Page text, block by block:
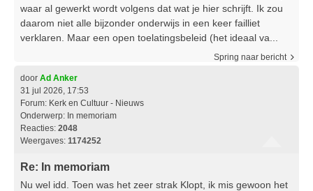
waar al gewerkt wordt volgens dat wat je hier schrijft. Ik zou
daarom niet alle bijzonder onderwijs in een keer failliet
verklaren. Maar een open toelatingsbeleid (het ideaal va...
Spring naar bericht
door Ad Anker
31 jul 2026, 17:53
Forum: Kerk en Cultuur - Nieuws
Onderwerp: In memoriam
Reacties: 2048
Weergaves: 1174252
Re: In memoriam
Nu wel idd. Toen was het zeer strak Klopt, ik mis gewoon het